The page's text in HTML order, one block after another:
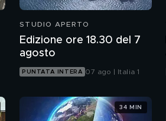
STUDIO APERTO
Edizione ore 18.30 del 7
agosto
PUNTATA INTERA 07 ago | Italia 1
34 MIN